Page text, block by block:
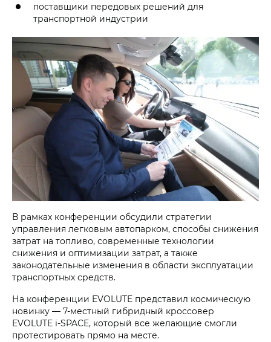
поставщики передовых решений для
транспортной индустрии
В рамках конференции обсудили стратегии
управления легковым автопарком, способы снижения
затрат на топливо, современные технологии
снижения и оптимизации затрат, а также
законодательные изменения в области эксплуатации
транспортных средств.
На конференции EVOLUTE представил космическую
новинку — 7-местный гибридный кроссовер
EVOLUTE i‑SPACE, который все желающие смогли
протестировать прямо на месте.